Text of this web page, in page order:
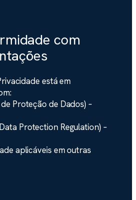
com
está em
Proteção de Dados) –
Protection Regulation) –
aplicáveis em outras